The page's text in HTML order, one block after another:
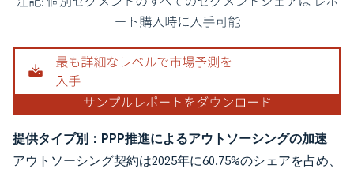
画像 © Mordor Intelligence。再利用にはCC BY 4.0の表示が必要です。
提供タイプ別：PPP推進によるアウトソーシングの加速
アウトソーシング契約は2025年に60.75%のシェアを占め、